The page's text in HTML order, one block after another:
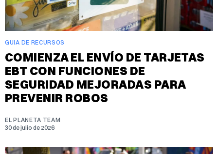
GUIA DE RECURSOS
COMIENZA EL ENVÍO DE TARJETAS
EBT CON FUNCIONES DE
SEGURIDAD MEJORADAS PARA
PREVENIR ROBOS
EL PLANETA TEAM
30 de julio de 2026